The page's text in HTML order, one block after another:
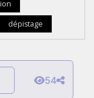
dépistage
54